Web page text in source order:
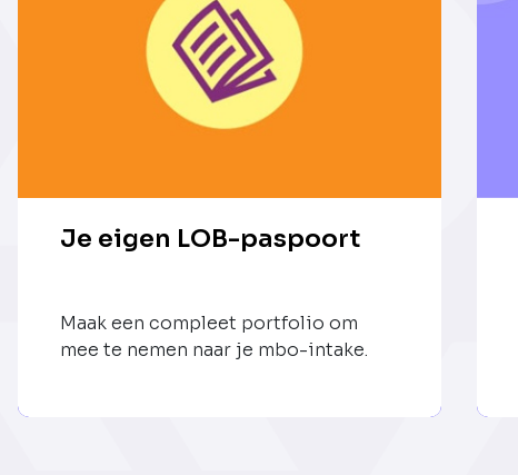
Je eigen LOB-paspoort
Maak een compleet portfolio om
mee te nemen naar je mbo-intake.